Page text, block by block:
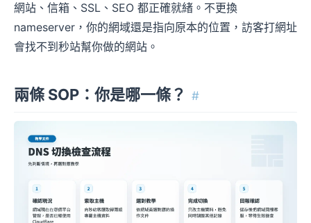
網站、信箱、SSL、SEO 都正確就緒。不更換
nameserver，你的網域還是指向原本的位置，訪客打網址
會找不到秒站幫你做的網站。
兩條 SOP：你是哪一條？ #